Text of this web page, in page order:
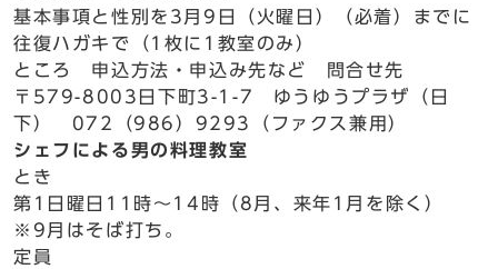
基本事項と性別を3月9日（火曜日）（必着）までに
往復ハガキで（1枚に1教室のみ）
ところ 申込方法・申込み先など 問合せ先
〒579-8003日下町3-1-7 ゆうゆうプラザ（日
下） 072（986）9293（ファクス兼用）
シェフによる男の料理教室
とき
第1日曜日11時～14時（8月、来年1月を除く）
※9月はそば打ち。
定員